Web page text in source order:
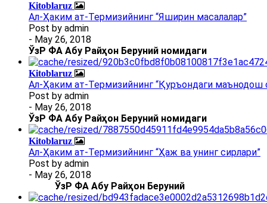
Kitoblaruz
Ал-Ҳаким ат-Термизийнинг “Яширин масалалар”
Post by admin
- May 26, 2018
ЎзР ФА Абу Райҳон Беруний номидаги
Kitoblaruz
Ал-Ҳаким ат-Термизийнинг “Қуръондаги маънодош
Post by admin
- May 26, 2018
ЎзР ФА Абу Райҳон Беруний номидаги
Kitoblaruz
Ал-Ҳаким ат-Термизийнинг “Ҳаж ва унинг сирлари”
Post by admin
- May 26, 2018
ЎзР ФА Абу Райҳон Беруний